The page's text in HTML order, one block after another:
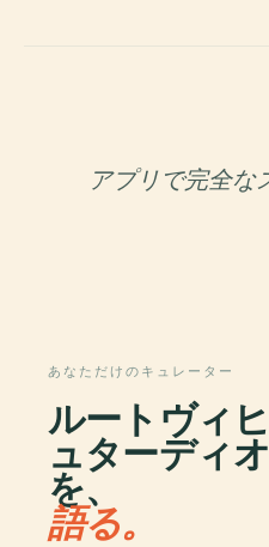
アプリで完全な
あなただけのキュレーター
ルートヴィ
ュターディ
を、
語る。